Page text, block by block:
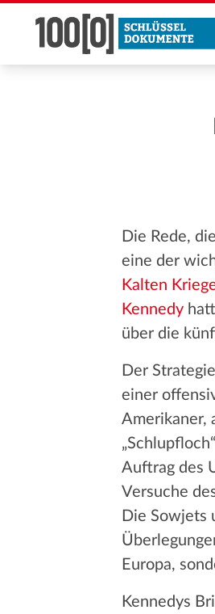
Die Rede, die
eine der
Kalten
Kennedy
über die
Der
einer
Amerikaner,
Auftrag des
Versuche
Die Sowjets
Europa,
Kennedys